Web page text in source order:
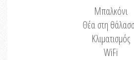
Μπαλκόνι
Θέα στη
Κλιματισμός
WiFi